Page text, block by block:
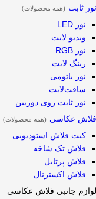
نور ثابت (همه محصولات)
نور LED
ویدیو لایت
نور RGB
رینگ لایت
نور باتومی
سافت‌لایت
نور ثابت روی دوربین
فلاش عکاسی (همه محصولات)
کیت فلاش استودیویی
فلاش تک شاخه
فلاش پرتابل
فلاش اکسترنال
لوازم جانبی فلاش عکاسی